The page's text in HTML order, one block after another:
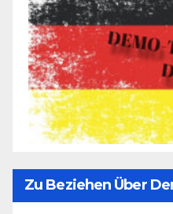
Zu Beziehen Über